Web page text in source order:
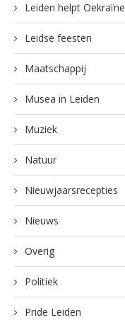
Leiden helpt Oekraïne
Leidse feesten
Maatschappij
Musea in Leiden
Muziek
Natuur
Nieuwjaarsrecepties
Nieuws
Overig
Politiek
Pride Leiden